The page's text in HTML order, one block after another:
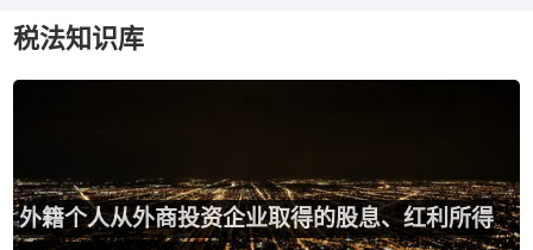
税法知识库
外籍个人从外商投资企业取得的股息、红利所得